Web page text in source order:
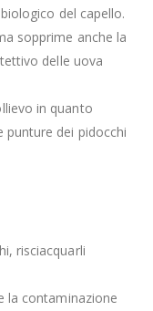
del capello.
sopprime anche la
delle uova
in quanto
punture dei pidocchi
risciacquarli
la contaminazione